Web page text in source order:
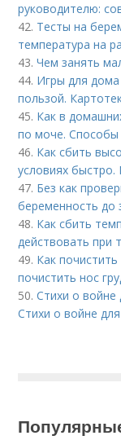
руководителю:
42. Тесты на
температура на
43.Чем занять
44. Игры для
пользой.
45. Как в
по моче. Способы
46. Как сбить
условиях
47. Без как
беременность до
48. Как сбить
действовать при
49. Как
почистить нос
50.Стихи о войне
Стихи о войне